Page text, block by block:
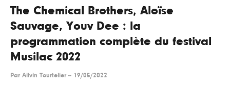
The Chemical Brothers, Aloïse
Sauvage, Youv Dee : la
programmation complète du festival
Musilac 2022
Par Ailvin Tourtelier -- 19/05/2022